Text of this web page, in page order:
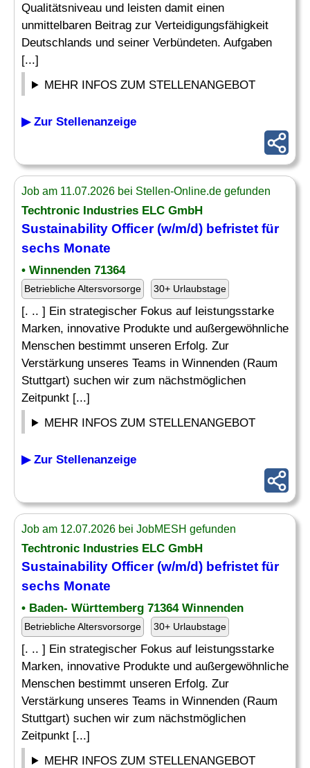
Qualitätsniveau und leisten damit einen
unmittelbaren Beitrag zur Verteidigungsfähigkeit
Deutschlands und seiner Verbündeten. Aufgaben
[...]
MEHR INFOS ZUM STELLENANGEBOT
▶ Zur Stellenanzeige
Job am 11.07.2026 bei Stellen-Online.de gefunden
Techtronic Industries ELC GmbH
Sustainability Officer(w/m/d) befristet für
sechs Monate
• Winnenden 71364
Betriebliche Altersvorsorge 30+ Urlaubstage
[. .. ] Ein strategischer Fokus auf leistungsstarke
Marken, innovative Produkte und außergewöhnliche
Menschen bestimmt unseren Erfolg. Zur
Verstärkung unseres Teams in Winnenden (Raum
Stuttgart) suchen wir zum nächstmöglichen
Zeitpunkt [...]
MEHR INFOS ZUM STELLENANGEBOT
▶ Zur Stellenanzeige
Job am 12.07.2026 bei JobMESH gefunden
Techtronic Industries ELC GmbH
Sustainability Officer(w/m/d) befristet für
sechs Monate
• Baden- Württemberg 71364 Winnenden
Betriebliche Altersvorsorge 30+ Urlaubstage
[. .. ] Ein strategischer Fokus auf leistungsstarke
Marken, innovative Produkte und außergewöhnliche
Menschen bestimmt unseren Erfolg. Zur
Verstärkung unseres Teams in Winnenden (Raum
Stuttgart) suchen wir zum nächstmöglichen
Zeitpunkt [...]
MEHR INFOS ZUM STELLENANGEBOT